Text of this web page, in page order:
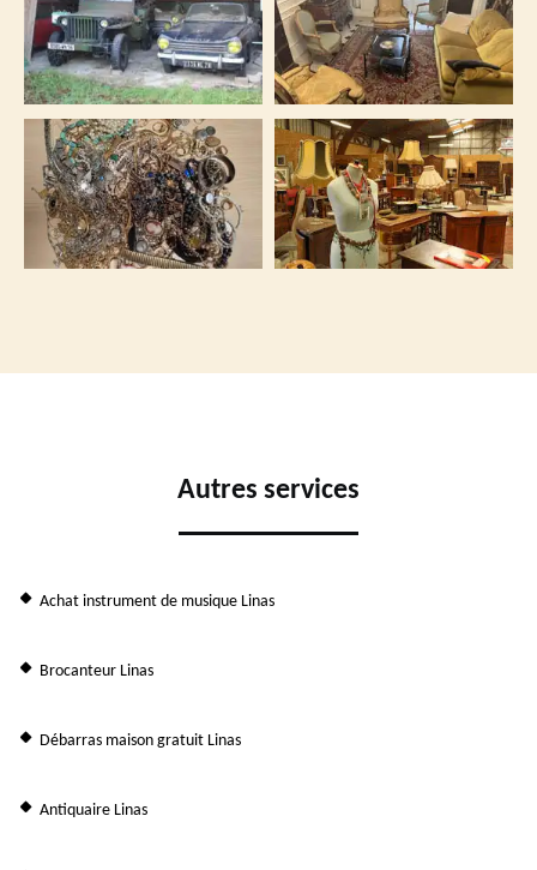
Autres services
Achat instrument de musique Linas
Brocanteur Linas
Débarras maison gratuit Linas
Antiquaire Linas